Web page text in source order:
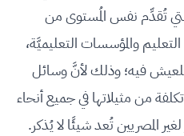
تُقدِّم نفس المُستوى من
والمؤسسات التعليميَّة،
فيه؛ وذلك لأنَّ وسائل
من مثيلاتها في جميع أنحاء
المصريين تُعد شيئًا لا يُذكر.